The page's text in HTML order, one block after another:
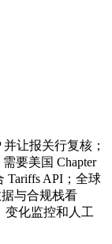
让报关行复核；
要美国 Chapter
Tariffs API；全球
与合规栈看
变化监控和人工